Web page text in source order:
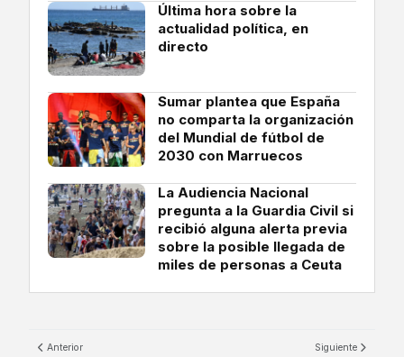
Última hora sobre la
actualidad política, en
directo
Sumar plantea que España
no comparta la organización
del Mundial de fútbol de
2030 con Marruecos
La Audiencia Nacional
pregunta a la Guardia Civil si
recibió alguna alerta previa
sobre la posible llegada de
miles de personas a Ceuta
Anterior Siguiente